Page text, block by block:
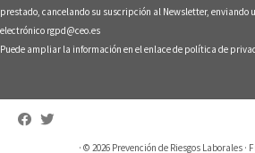
prestado, cancelando su suscripción al Newsletter, enviando
electrónico rgpd@ceo.es
Puede ampliar la información en el enlace de política de
· © 2026 Prevención de Riesgos Laborales ·